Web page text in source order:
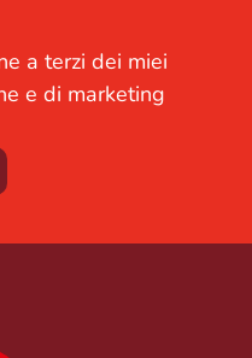
a terzi dei miei
e di marketing